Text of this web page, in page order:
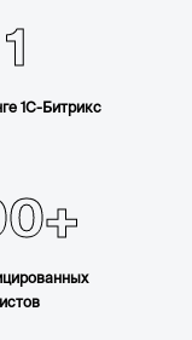
1
1С-Битрикс